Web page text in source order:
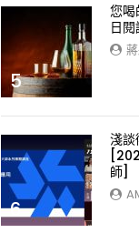
5
您
日閱
6
淺談
師]